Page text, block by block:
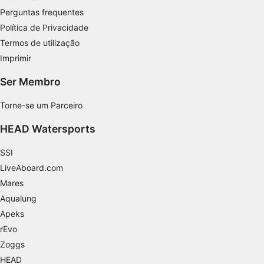
Perguntas frequentes
Política de Privacidade
Termos de utilização
Imprimir
Ser Membro
Torne-se um Parceiro
HEAD Watersports
SSI
LiveAboard.com
Mares
Aqualung
Apeks
rEvo
Zoggs
HEAD
Medir o desempenho da publicidade
Medir o desempenho do conteúdo
ou combinações de dados de fontes
conteúdo
Recursos especiais do IAB:
Usar dados exatos de geolocalização
informações solicitadas ativamente